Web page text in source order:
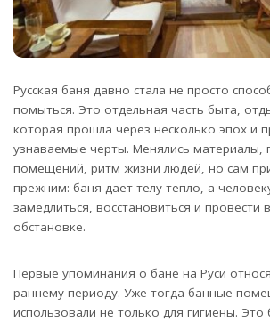
Русская баня давно стала не просто
помыться. Это отдельная часть быта,
которая прошла через несколько эпох и
узнаваемые черты. Менялись материалы,
помещений, ритм жизни людей, но сам
прежним: баня дает телу тепло, а
замедлиться, восстановиться и провести
обстановке.
Первые упоминания о бане на Руси
раннему периоду. Уже тогда банные
использовали не только для гигиены.